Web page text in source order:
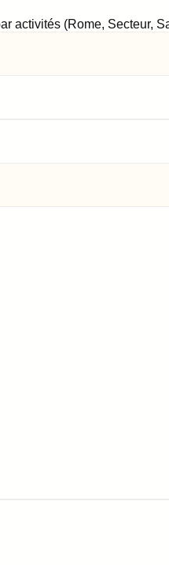
activités (Rome, Secteur,